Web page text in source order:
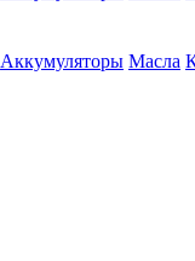
Аккумуляторы Масла